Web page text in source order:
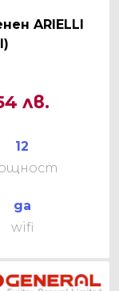
ARIELLI
лв.
12
да
wifi